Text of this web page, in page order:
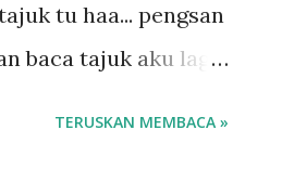
tu haa... pengsan
baca tajuk aku lagi
TERUSKAN MEMBACA »